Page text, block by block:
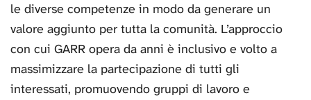
le diverse competenze in modo da generare un
valore aggiunto per tutta la comunità. L’approccio
con cui GARR opera da anni è inclusivo e volto a
massimizzare la partecipazione di tutti gli
interessati, promuovendo gruppi di lavoro e